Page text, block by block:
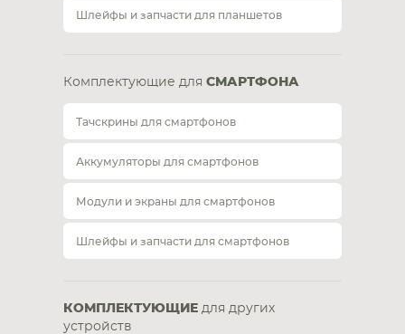
Шлейфы и запчасти для планшетов
Комплектующие для СМАРТФОНА
Тачскрины для смартфонов
Аккумуляторы для смартфонов
Модули и экраны для смартфонов
Шлейфы и запчасти для смартфонов
КОМПЛЕКТУЮЩИЕ для других
устройств